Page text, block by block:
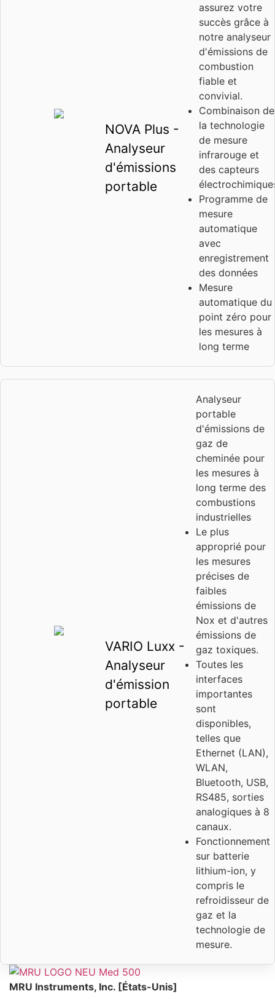
NOVA Plus -
Analyseur
d'émissions
portable
assurez votre
succès grâce à
notre analyseur
d'émissions de
combustion
fiable et
convivial.
Combinaison de
la technologie
de mesure
infrarouge et
des capteurs
Programme de
mesure
automatique
avec
enregistrement
des données
Mesure
automatique du
point zéro pour
les mesures à
long terme
VARIO Luxx -
Analyseur
d'émission
portable
Analyseur
portable
d'émissions de
gaz de
cheminée pour
les mesures à
long terme des
combustions
industrielles
Le plus
approprié pour
les mesures
précises de
faibles
émissions de
Nox et d'autres
émissions de
gaz toxiques.
Toutes les
interfaces
importantes
sont
disponibles,
telles que
Ethernet (LAN),
WLAN,
Bluetooth, USB,
RS485, sorties
analogiques à 8
canaux.
Fonctionnement
sur batterie
lithium-ion, y
compris le
refroidisseur de
gaz et la
technologie de
mesure.
MRU Instruments, Inc. [États-Unis]